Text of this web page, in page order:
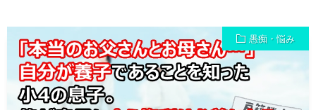
愚痴・悩み